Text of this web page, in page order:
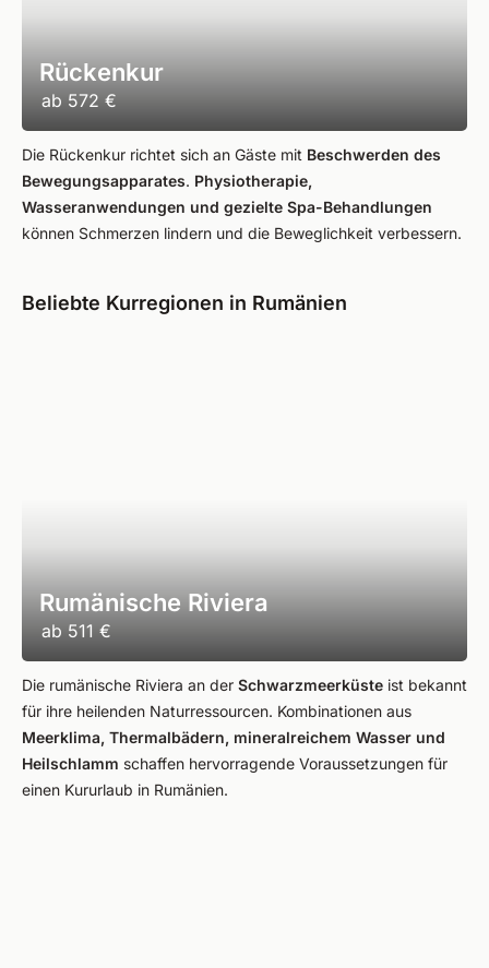
Rückenkur
ab 572 €
Die Rückenkur richtet sich an Gäste mit Beschwerden des
Bewegungsapparates. Physiotherapie,
Wasseranwendungen und gezielte Spa-Behandlungen
können Schmerzen lindern und die Beweglichkeit verbessern.
Beliebte Kurregionen in Rumänien
Rumänische Riviera
ab 511 €
Die rumänische Riviera an der Schwarzmeerküste ist bekannt
für ihre heilenden Naturressourcen. Kombinationen aus
Meerklima, Thermalbädern, mineralreichem Wasser und
Heilschlamm schaffen hervorragende Voraussetzungen für
einen Kururlaub in Rumänien.